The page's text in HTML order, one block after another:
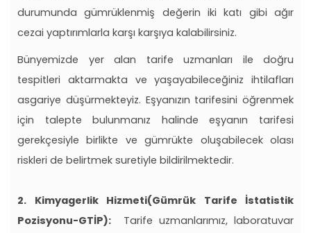
durumunda gümrüklenmiş değerin iki katı gibi ağır
cezai yaptırımlarla karşı karşıya kalabilirsiniz.
Bünyemizde yer alan tarife uzmanları ile doğru
tespitleri aktarmakta ve yaşayabileceğiniz ihtilafları
asgariye düşürmekteyiz. Eşyanızın tarifesini öğrenmek
için talepte bulunmanız halinde eşyanın tarifesi
gerekçesiyle birlikte ve gümrükte oluşabilecek olası
riskleri de belirtmek suretiyle bildirilmektedir.
2. Kimyagerlik Hizmeti(Gümrük Tarife İstatistik
Pozisyonu-GTİP): Tarife uzmanlarımız, laboratuvar